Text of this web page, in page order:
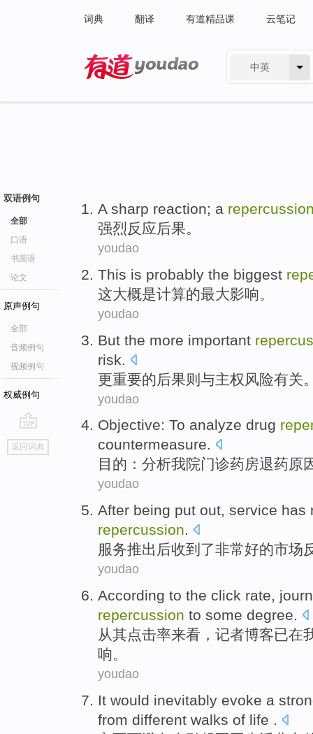
词典 翻译 有道精品课 云笔记
中英
双语例句
全部
口语
书面语
论文
原声例句
全部
音频例句
视频例句
权威例句
go
top
返回词典
A sharp reaction; a
强烈反应后果。
youdao
This is probably the biggest
这大概是计算的最大影响。
youdao
But the more important
risk
更重要的后果则 与主权 风险有关
youdao
Objective: To analyze drug
countermeasure.
目的 ： 分析我院门诊药房退药原
youdao
After being put out, service has
repercussion.
服务推出 后收到 了非常好的市场
youdao
According to the click rate,
repercussion to some degree.
从其点击率来看， 记者博客已在
响。
youdao
It would inevitably evoke a
from different walks of life .